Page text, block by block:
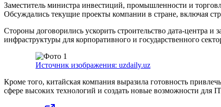
Заместитель министра инвестиций, промышленности и
Обсуждались текущие проекты компании в стране, включая
Стороны договорились ускорить строительство дата-центра
инфраструктуры для корпоративного и государственного
Источник изображения: uzdaily.uz
Кроме того, китайская компания выразила готовность
сфере высоких технологий и создать новые возможности для